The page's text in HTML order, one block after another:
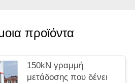
προϊόντα
150kN γραμμή
μετάδοσης που δένει